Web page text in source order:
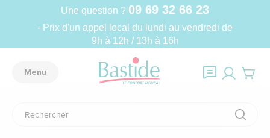
Une question ? 09 69 32 66 23
- Prix d'un appel local du lundi au vendredi de
9h à 12h / 13h à 16h
Menu